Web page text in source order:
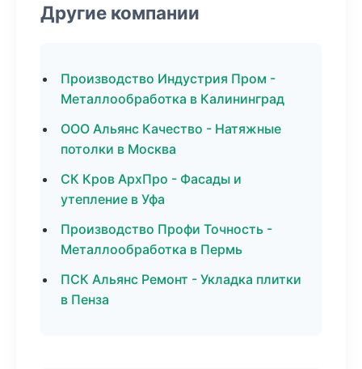
Другие компании
Производство Индустрия Пром -
Металлообработка в Калининград
ООО Альянс Качество - Натяжные
потолки в Москва
СК Кров АрхПро - Фасады и
утепление в Уфа
Производство Профи Точность -
Металлообработка в Пермь
ПСК Альянс Ремонт - Укладка плитки
в Пенза